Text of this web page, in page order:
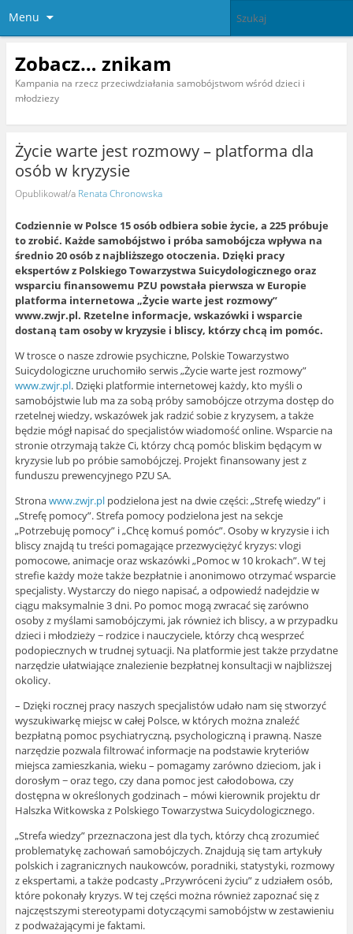
Menu
Zobacz… znikam
Kampania na rzecz przeciwdziałania samobójstwom wśród dzieci i
młodziezy
Życie warte jest rozmowy – platforma dla
osób w kryzysie
Opublikował/a Renata Chronowska
Codziennie w Polsce 15 osób odbiera sobie życie, a 225 próbuje
to zrobić. Każde samobójstwo i próba samobójcza wpływa na
średnio 20 osób z najbliższego otoczenia. Dzięki pracy
ekspertów z Polskiego Towarzystwa Suicydologicznego oraz
wsparciu finansowemu PZU powstała pierwsza w Europie
platforma internetowa „Życie warte jest rozmowy”
www.zwjr.pl. Rzetelne informacje, wskazówki i wsparcie
dostaną tam osoby w kryzysie i bliscy, którzy chcą im pomóc.
W trosce o nasze zdrowie psychiczne, Polskie Towarzystwo
Suicydologiczne uruchomiło serwis „Życie warte jest rozmowy”
www.zwjr.pl. Dzięki platformie internetowej każdy, kto myśli o
samobójstwie lub ma za sobą próby samobójcze otrzyma dostęp do
rzetelnej wiedzy, wskazówek jak radzić sobie z kryzysem, a także
będzie mógł napisać do specjalistów wiadomość online. Wsparcie na
stronie otrzymają także Ci, którzy chcą pomóc bliskim będącym w
kryzysie lub po próbie samobójczej. Projekt finansowany jest z
funduszu prewencyjnego PZU SA.
Stronawww.zwjr.plpodzielona jest na dwie części: „Strefę wiedzy” i
„Strefę pomocy”. Strefa pomocy podzielona jest na sekcje
„Potrzebuję pomocy” i „Chcę komuś pomóc”. Osoby w kryzysie i ich
bliscy znajdą tu treści pomagające przezwyciężyć kryzys: vlogi
pomocowe, animacje oraz wskazówki „Pomoc w 10 krokach”. W tej
strefie każdy może także bezpłatnie i anonimowo otrzymać wsparcie
specjalisty. Wystarczy do niego napisać, a odpowiedź nadejdzie w
ciągu maksymalnie 3 dni. Po pomoc mogą zwracać się zarówno
osoby z myślami samobójczymi, jak również ich bliscy, a w przypadku
dzieci i młodzieży − rodzice i nauczyciele, którzy chcą wesprzeć
podopiecznych w trudnej sytuacji. Na platformie jest także przydatne
narzędzie ułatwiające znalezienie bezpłatnej konsultacji w najbliższej
okolicy.
– Dzięki rocznej pracy naszych specjalistów udało nam się stworzyć
wyszukiwarkę miejsc w całej Polsce, w których można znaleźć
bezpłatną pomoc psychiatryczną, psychologiczną i prawną. Nasze
narzędzie pozwala filtrować informacje na podstawie kryteriów
miejsca zamieszkania, wieku – pomagamy zarówno dzieciom, jak i
dorosłym − oraz tego, czy dana pomoc jest całodobowa, czy
dostępna w określonych godzinach – mówi kierownik projektu dr
Halszka Witkowska z Polskiego Towarzystwa Suicydologicznego.
„Strefa wiedzy” przeznaczona jest dla tych, którzy chcą zrozumieć
problematykę zachowań samobójczych. Znajdują się tam artykuły
polskich i zagranicznych naukowców, poradniki, statystyki, rozmowy
z ekspertami, a także podcasty „Przywróceni życiu” z udziałem osób,
które pokonały kryzys. W tej części można również zapoznać się z
najczęstszymi stereotypami dotyczącymi samobójstw w zestawieniu
z podważającymi je faktami.